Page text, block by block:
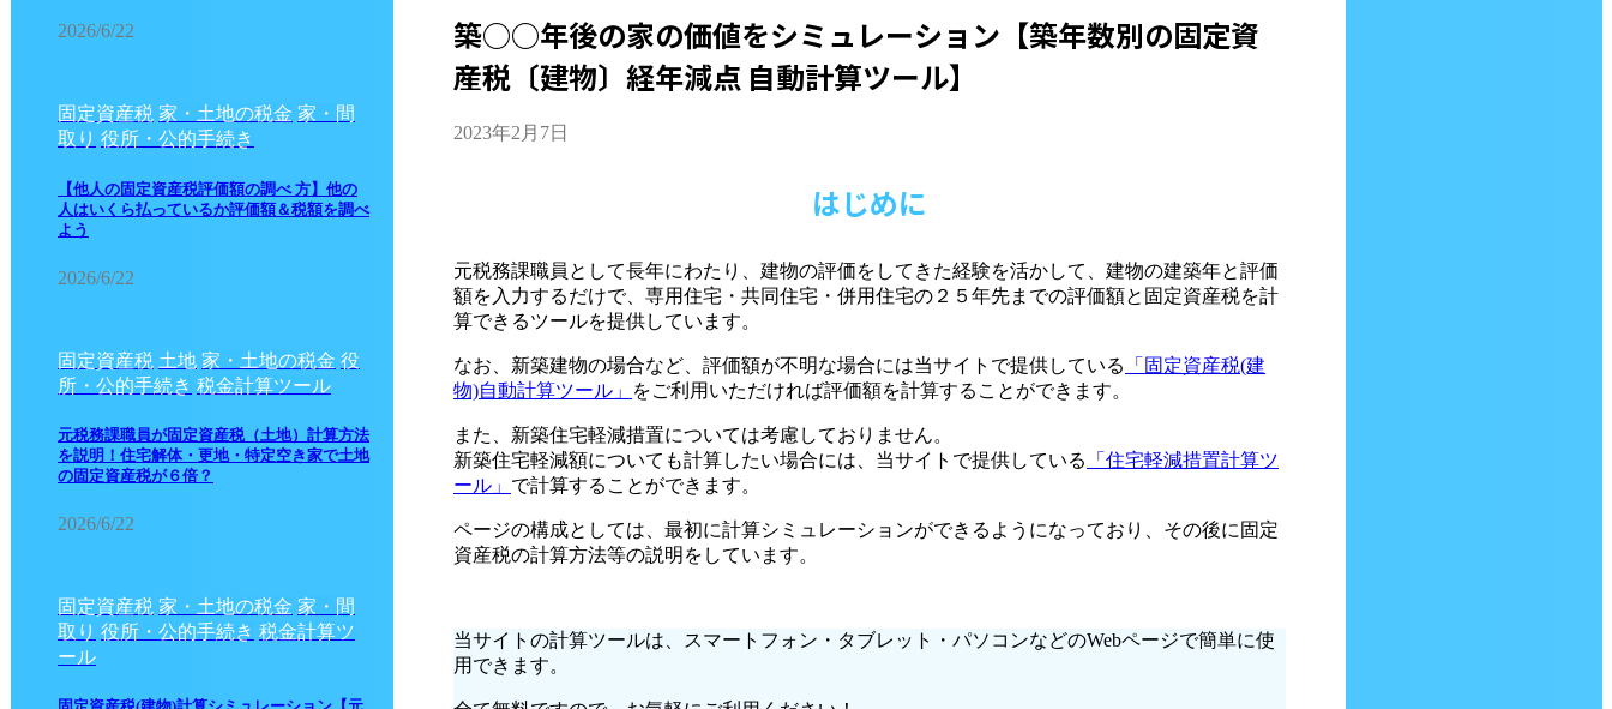
築○○年後の家の価値をシミュレーション【築年数別の固定資
産税〔建物〕経年減点 自動計算ツール】
2023年2月7日
はじめに
元税務課職員として長年にわたり、建物の評価をしてきた経験を活かして、建物の建築年と評価
額を入力するだけで、専用住宅・共同住宅・併用住宅の２５年先までの評価額と固定資産税を計
算できるツールを提供しています。
なお、新築建物の場合など、評価額が不明な場合には当サイトで提供している
「固定資産税(建
物)自動計算ツール」
をご利用いただければ評価額を計算することができます。
また、新築住宅軽減措置については考慮しておりません。
新築住宅軽減額についても計算したい場合には、当サイトで提供している
「住宅軽減措置計算ツ
ール」 で計算することができます。
ページの構成としては、最初に計算シミュレーションができるようになっており、その後に固定
資産税の計算方法等の説明をしています。
当サイトの計算ツールは、スマートフォン・タブレット・パソコンなどのWebページで簡単に使
用できます。
2026/6/22
固定資産税 家・土地の税金 家・間
取り 役所・公的手続き
【他人の固定資産税評価額の調べ 方】他の
人はいくら払っているか評価額＆税額を調べ
よう
2026/6/22
固定資産税 土地 家・土地の税金 役
所・公的手続き 税金計算ツール
元税務課職員が固定資産税（土地）計算方法
を説明！住宅解体・更地・特定空き家で土地
の固定資産税が６倍？
2026/6/22
固定資産税 家・土地の税金 家・間
取り 役所・公的手続き 税金計算ツ
ール